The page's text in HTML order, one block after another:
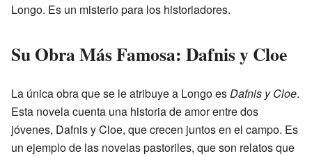
Longo. Es un misterio para los historiadores.
Su Obra Más Famosa: Dafnis y Cloe
La única obra que se le atribuye a Longo esDafnis y Cloe.
Esta novela cuenta una historia de amor entre dos
jóvenes, Dafnis y Cloe, que crecen juntos en el campo. Es
un ejemplo de las novelas pastoriles, que son relatos que